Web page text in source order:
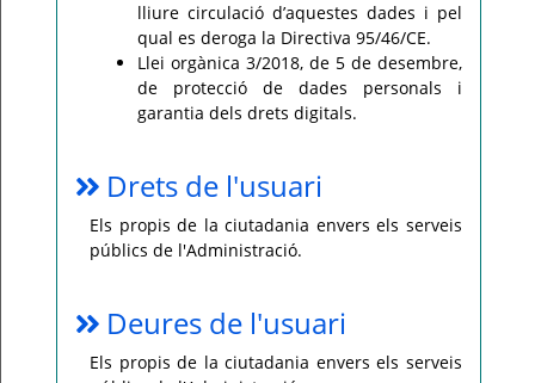
lliure circulació d’aquestes dades i pel
qual es deroga la Directiva 95/46/CE.
Llei orgànica 3/2018, de 5 de desembre,
de protecció de dades personals i
garantia dels drets digitals.
Drets de l'usuari
Els propis de la ciutadania envers els serveis
públics de l'Administració.
Deures de l'usuari
Els propis de la ciutadania envers els serveis